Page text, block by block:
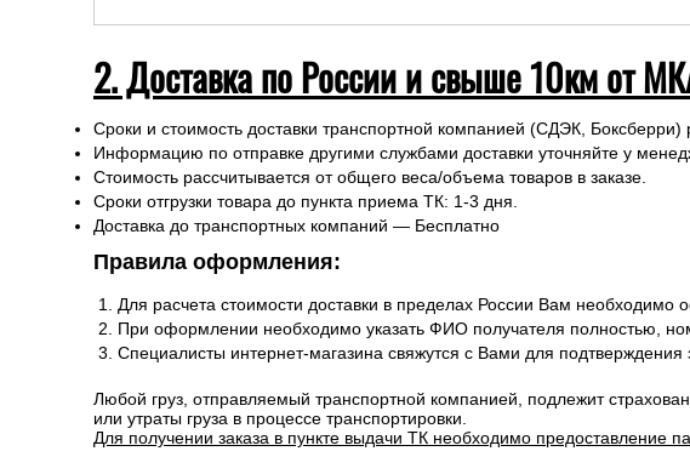
2. Доставка по России и свыше 10км от
Сроки и стоимость доставки транспортной компанией (СДЭК,
Информацию по отправке другими службами доставки уточняйте у
Стоимость рассчитывается от общего веса/объема товаров в заказе.
Сроки отгрузки товара до пункта приема ТК: 1-3 дня.
Доставка до транспортных компаний — Бесплатно
Правила оформления:
Для расчета стоимости доставки в пределах России Вам необходимо
При оформлении необходимо указать ФИО получателя полностью,
Специалисты интернет-магазина свяжутся с Вами для подтверждения
Любой груз, отправляемый транспортной компанией, подлежит
или утраты груза в процессе транспортировки.
Для получении заказа в пункте выдачи ТК необходимо предоставление